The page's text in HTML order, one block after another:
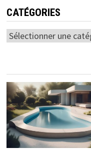
CATÉGORIES
Catégories